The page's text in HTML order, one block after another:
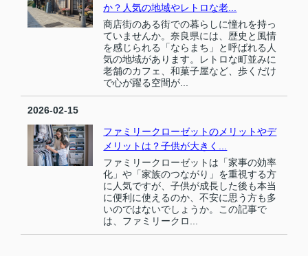
か？人気の地域やレトロな老...
商店街のある街での暮らしに憧れを持っ
ていませんか。奈良県には、歴史と風情
を感じられる「ならまち」と呼ばれる人
気の地域があります。レトロな町並みに
老舗のカフェ、和菓子屋など、歩くだけ
で心が躍る空間が...
2026-02-15
ファミリークローゼットのメリットやデ
メリットは？子供が大きく...
ファミリークローゼットは「家事の効率
化」や「家族のつながり」を重視する方
に人気ですが、子供が成長した後も本当
に便利に使えるのか、不安に思う方も多
いのではないでしょうか。この記事で
は、ファミリークロ...